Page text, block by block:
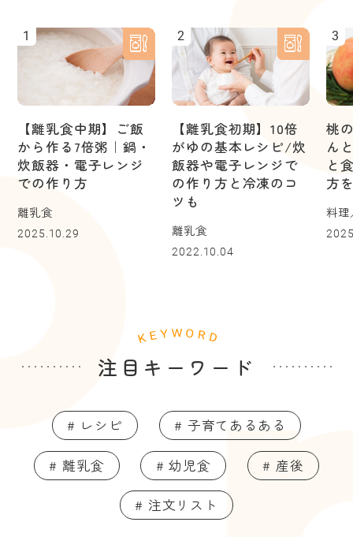
1
【離乳食中期】ご飯
から作る7倍粥｜鍋・
炊飯器・電子レンジ
での作り方
離乳食
2025.10.29
2
【離乳食初期】10倍
がゆの基本レシピ/炊
飯器や電子レンジで
の作り方と冷凍のコ
ツも
離乳食
2022.10.04
3
桃
ん
と
方
料
注目キーワード
# レシピ # 子育てあるある
# 離乳食 # 幼児食 # 産後
# 注文リスト